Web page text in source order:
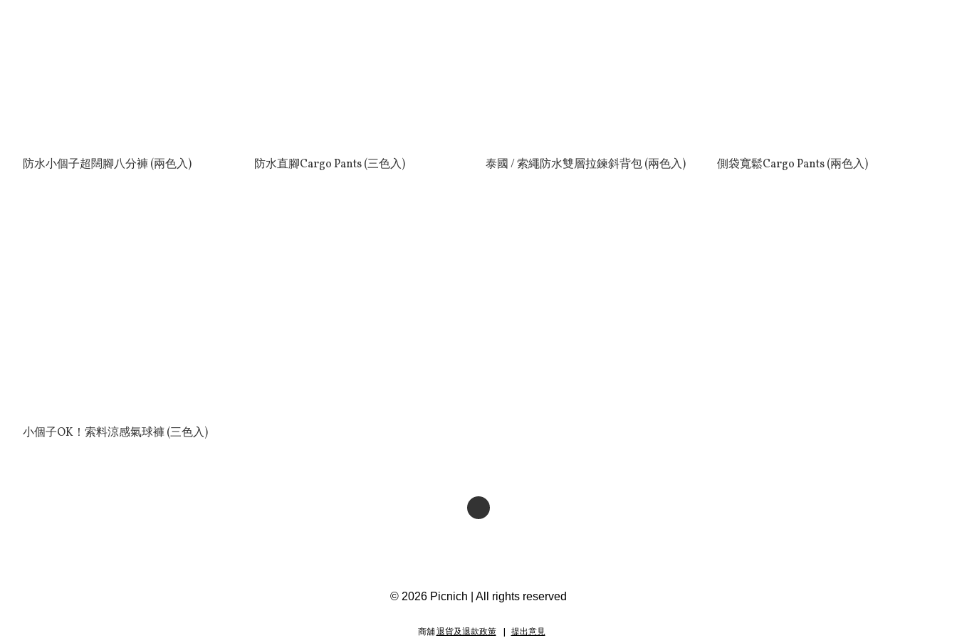
防水小個子超闊腳八分褲 (兩色入) 防水直腳Cargo Pants (三色入) 泰國 / 索繩防水雙層拉鍊斜背包 (兩色入) 側袋寬鬆Cargo Pants (兩色入)
小個子OK！索料涼感氣球褲 (三色入)
© 2026 Picnich | All rights reserved
商舖退貨及退款政策 提出意見